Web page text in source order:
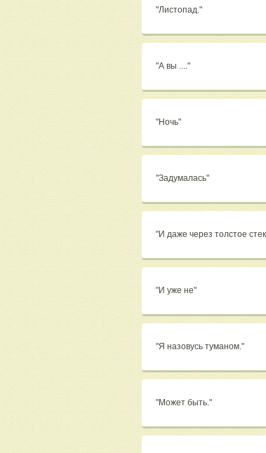
"Листопад."
"А вы ...."
"Ночь"
"Задумалась"
"И даже через толстое
"И уже не"
"Я назовусь туманом."
"Может быть."